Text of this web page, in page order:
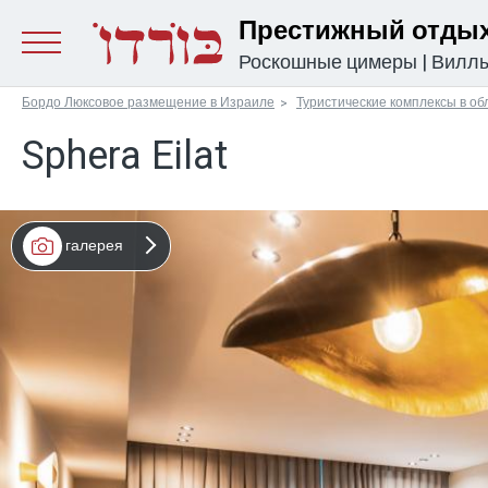
Престижный
Роскошные цимеры |
Бордо Люксовое размещение в Израиле Туристические комплексы в
Sphera Eilat
галерея